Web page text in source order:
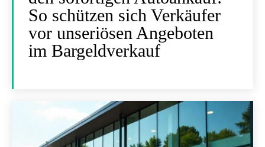
So schützen sich Verkäufer
vor unseriösen Angeboten
im Bargeldverkauf